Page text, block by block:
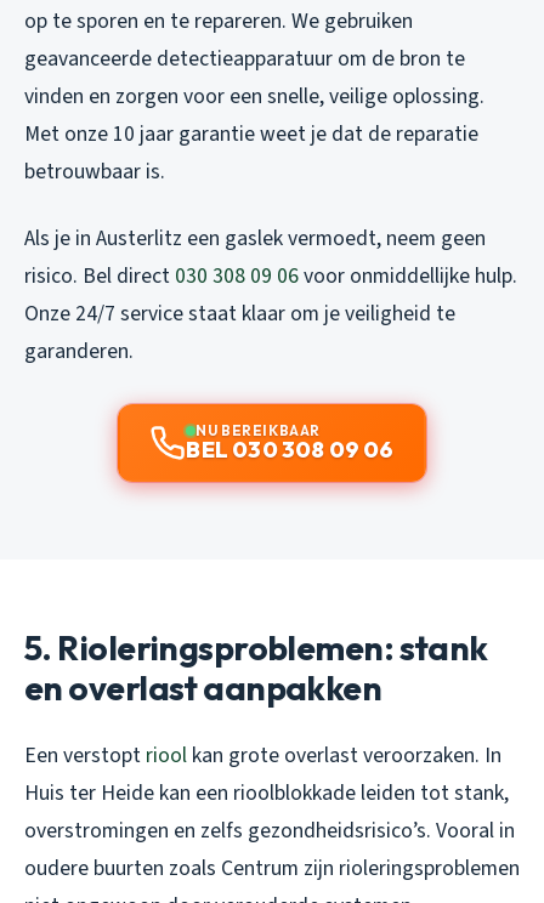
op te sporen en te repareren. We gebruiken
geavanceerde detectieapparatuur om de bron te
vinden en zorgen voor een snelle, veilige oplossing.
Met onze 10 jaar garantie weet je dat de reparatie
betrouwbaar is.
Als je in Austerlitz een gaslek vermoedt, neem geen
risico. Bel direct 030 308 09 06voor onmiddellijke hulp.
Onze 24/7 service staat klaar om je veiligheid te
garanderen.
NU BEREIKBAAR
BEL 030 308 09 06
5. Rioleringsproblemen: stank
en overlast aanpakken
Een verstopt riool kan grote overlast veroorzaken. In
Huis ter Heide kan een rioolblokkade leiden tot stank,
overstromingen en zelfs gezondheidsrisico’s. Vooral in
oudere buurten zoals Centrum zijn rioleringsproblemen